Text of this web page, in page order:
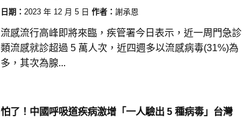
日期： 2023 年 12 月 5 日 作者： 謝承恩
流感流行高峰即將來臨，疾管署今日表示，近一周門急診
類流感就診超過 5 萬人次，近四週多以流感病毒(31%)為
多，其次為腺...
怕了！中國呼吸道疾病激增「一人驗出 5 種病毒」台灣